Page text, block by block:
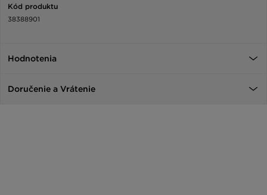
Kód produktu
38388901
Hodnotenia
Doručenie a Vrátenie